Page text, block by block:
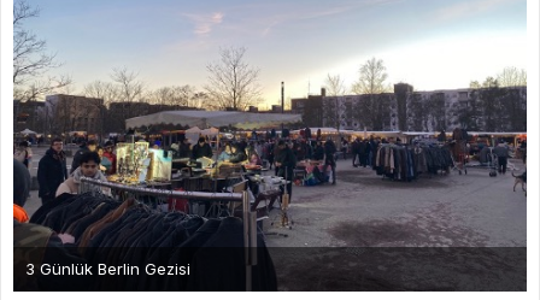
3 Günlük Berlin Gezisi